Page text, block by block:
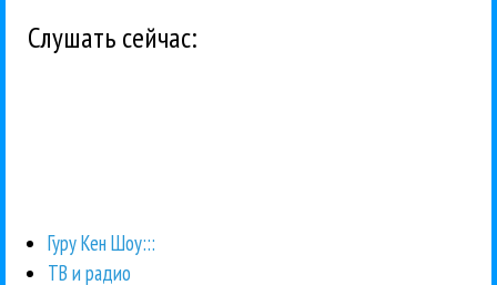
Слушать сейчас:
Гуру Кен Шоу:::
ТВ и радио